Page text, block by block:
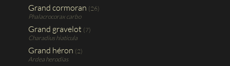
Grand cormoran (26)
Phalacrocorax carbo
Grand gravelot (7)
Charadius hiaticula
Grand héron (2)
Ardea herodias